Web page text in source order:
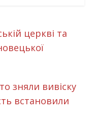
церкві та
зняли вивіску
встановили